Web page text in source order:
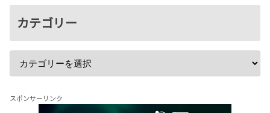
カテゴリー
スポンサーリンク